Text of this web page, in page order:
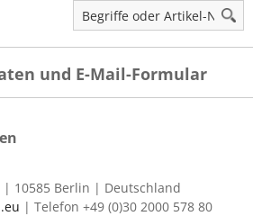
und E-Mail-Formular
| 10585 Berlin | Deutschland
| Telefon +49 (0)30 2000 578 80